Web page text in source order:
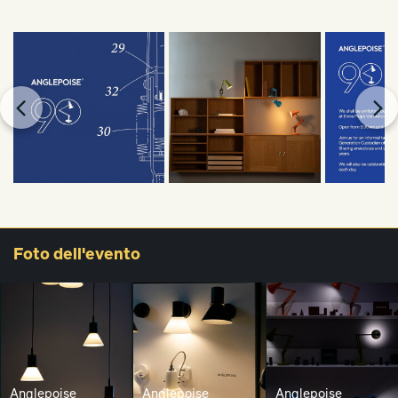
Foto dell'evento
Anglepoise
Anglepoise
Anglepoise